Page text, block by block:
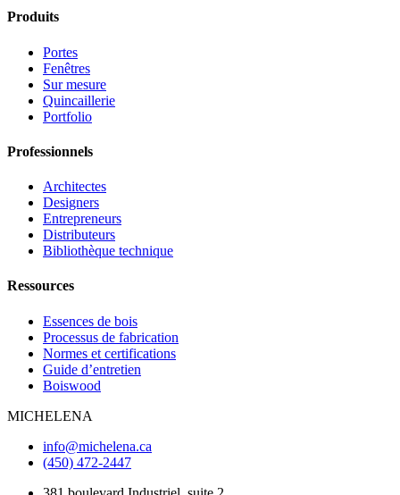
Produits
Portes
Fenêtres
Sur mesure
Quincaillerie
Portfolio
Professionnels
Architectes
Designers
Entrepreneurs
Distributeurs
Bibliothèque technique
Ressources
Essences de bois
Processus de fabrication
Normes et certifications
Guide d’entretien
Boiswood
MICHELENA
info@michelena.ca
(450) 472-2447